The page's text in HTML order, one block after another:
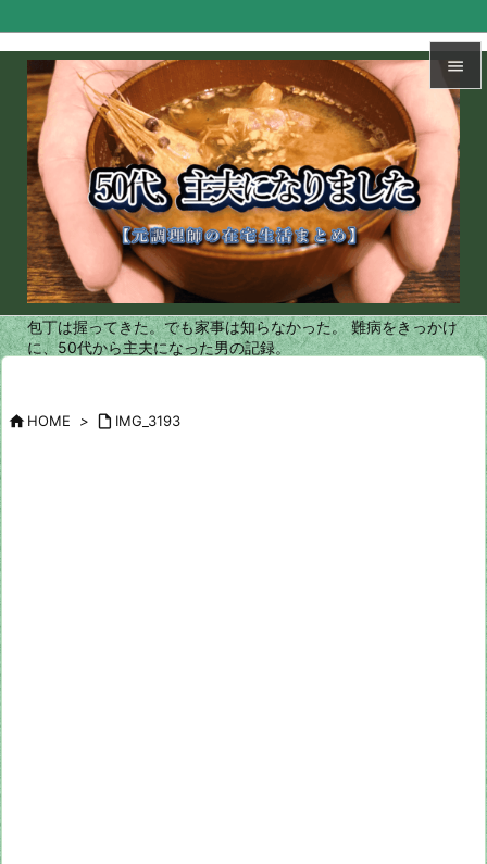


メニュ

サイド

前へ

次へ

検索
包丁は握ってきた。でも家事は知らなかった。 難病をきっかけ
に、50代から主夫になった男の記録。
HOME >  IMG_3193